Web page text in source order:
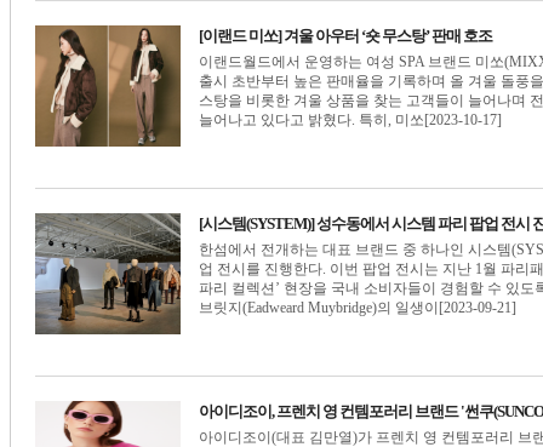
[이랜드 미쏘] 겨울 아우터 ‘숏 무스탕’ 판매 호조
이랜드월드에서 운영하는 여성 SPA 브랜드 미쏘
출시 초반부터 높은 판매율을 기록하며 올 겨울 돌풍
스탕을 비롯한 겨울 상품을 찾는 고객들이 늘어나며
늘어나고 있다고 밝혔다. 특히, 미쏘[2023-10-17]
[시스템(SYSTEM)] 성수동에서 시스템 파리 팝업 전시
한섬에서 전개하는 대표 브랜드 중 하나인 시스템
업 전시를 진행한다. 이번 팝업 전시는 지난 1월 파리
파리 컬렉션’ 현장을 국내 소비자들이 경험할 수 있
브릿지(Eadweard Muybridge)의 일생이[2023-09-21]
아이디조이, 프렌치 영 컨템포러리 브랜드 '썬쿠
아이디조이(대표 김만열)가 프렌치 영 컨템포러리 브